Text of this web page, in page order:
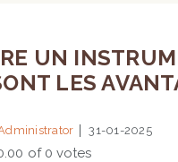
UN
LES
31-01-2025
of 0 votes